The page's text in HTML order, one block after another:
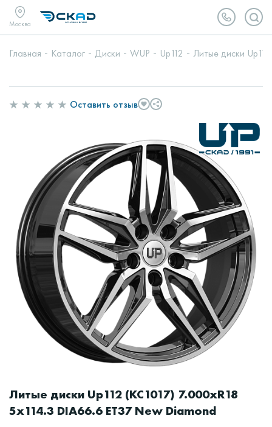
Москва
Главная Каталог Диски WUP Up112 Литые диски
Оставить отзыв
Литые диски Up112 (КС1017) 7.000xR18
5x114.3 DIA66.6 ET37 New Diamond